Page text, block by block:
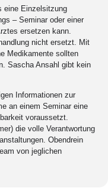
eine Einzelsitzung
– Seminar oder einer
ersetzen kann.
nicht ersetzt. Mit
Medikamente sollten
Sascha Ansahl gibt kein
Informationen zur
an einem Seminar eine
voraussetzt.
die volle Verantwortung
Obendrein
von jeglichen